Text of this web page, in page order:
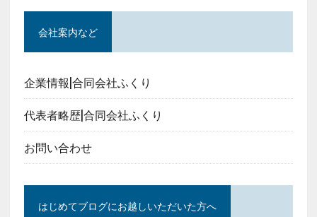
会社案内など
企業情報|合同会社ふくり
代表者略歴|合同会社ふくり
お問い合わせ
はじめてブログにお越しいただいた方へ